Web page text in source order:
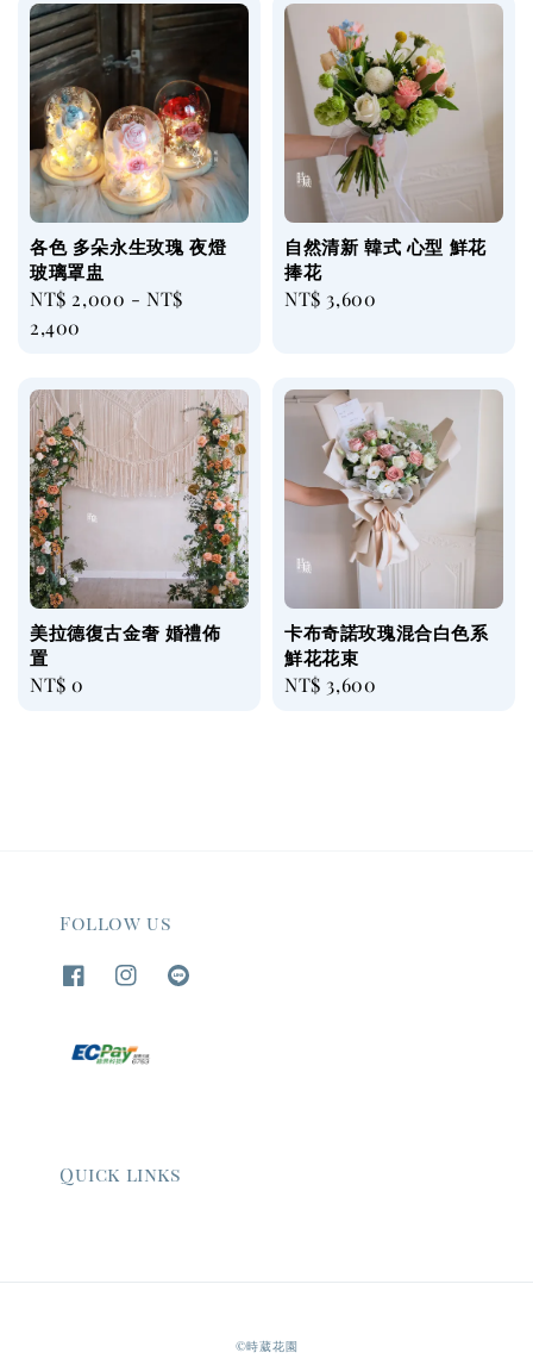
各色 多朵永生玫瑰 夜燈
玻璃罩盅
Regular
price
NT$ 2,000 -NT$
2,400
自然清新 韓式 心型 鮮花
捧花
Regular
NT$ 3,600
美拉德復古金奢 婚禮佈
置
Regular
NT$ 0
卡布奇諾玫瑰混合白色系
鮮花花束
Regular
NT$ 3,600
Follow us
Quick links
©時葳花園